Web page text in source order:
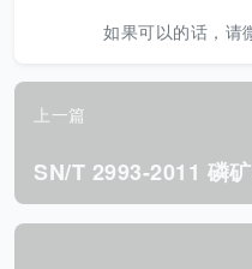
如果可以的话，请
上一篇